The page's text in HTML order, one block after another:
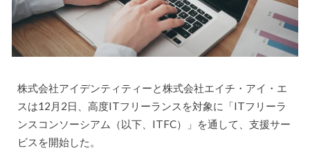
株式会社アイデンティティーと株式会社エイチ・アイ・エ
スは12月2日、高度ITフリーランスを対象に「ITフリーラ
ンスコンソーシアム（以下、ITFC）」を通して、支援サー
ビスを開始した。